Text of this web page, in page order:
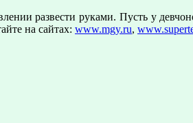
развести руками. Пусть у
на сайтах: www.mgy.ru,